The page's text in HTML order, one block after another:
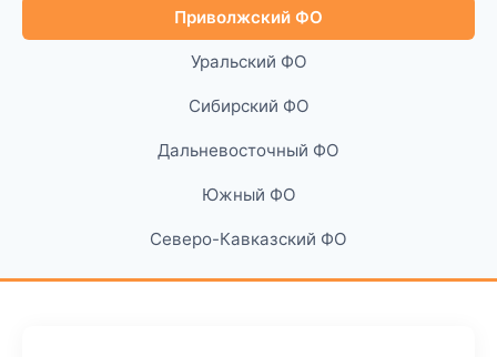
Приволжский ФО
Уральский ФО
Сибирский ФО
Дальневосточный ФО
Южный ФО
Северо-Кавказский ФО